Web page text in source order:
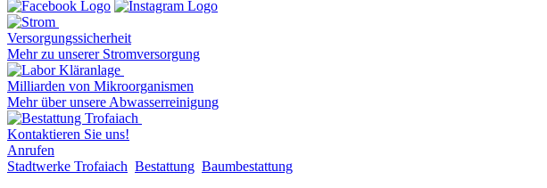
Versorgungssicherheit
Mehr zu unserer Stromversorgung
Milliarden von Mikroorganismen
Mehr über unsere Abwasserreinigung
Kontaktieren Sie uns!
Anrufen
Stadtwerke Trofaiach Bestattung Baumbestattung